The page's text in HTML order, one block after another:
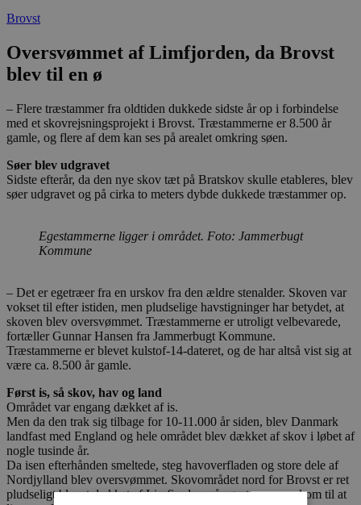
Brovst
Oversvømmet af Limfjorden, da Brovst
blev til en ø
– Flere træstammer fra oldtiden dukkede sidste år op i forbindelse
med et skovrejsningsprojekt i Brovst. Træstammerne er 8.500 år
gamle, og flere af dem kan ses på arealet omkring søen.
Søer blev udgravet
Sidste efterår, da den nye skov tæt på Bratskov skulle etableres, blev
søer udgravet og på cirka to meters dybde dukkede træstammer op.
Egestammerne ligger i området. Foto: Jammerbugt
Kommune
– Det er egetræer fra en urskov fra den ældre stenalder. Skoven var
vokset til efter istiden, men pludselige havstigninger har betydet, at
skoven blev oversvømmet. Træstammerne er utroligt velbevarede,
fortæller Gunnar Hansen fra Jammerbugt Kommune.
Træstammerne er blevet kulstof-14-dateret, og de har altså vist sig at
være ca. 8.500 år gamle.
Først is, så skov, hav og land
Området var engang dækket af is.
Men da den trak sig tilbage for 10-11.000 år siden, blev Danmark
landfast med England og hele området blev dækket af skov i løbet af
nogle tusinde år.
Da isen efterhånden smeltede, steg havoverfladen og store dele af
Nordjylland blev oversvømmet. Skovområdet nord for Brovst er ret
pludseligt blevet dækket af Limfjorden, så egestammerne kom til at